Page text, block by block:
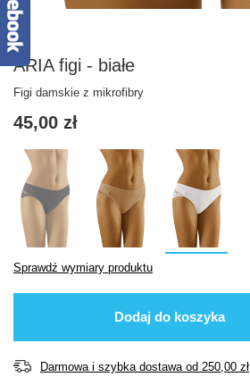
ARIA figi - białe
Figi damskie z mikrofibry
45,00 zł
Sprawdź wymiary produktu
Dodaj do koszyka
Darmowa i szybka dostawa od 250,00 zł